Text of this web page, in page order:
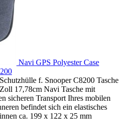
Navi GPS Polyester Case
f. Snooper C8200 Tasche
17,78cm Navi Tasche mit
sicheren Transport Ihres mobilen
befindet sich ein elastisches
ca. 199 x 122 x 25 mm